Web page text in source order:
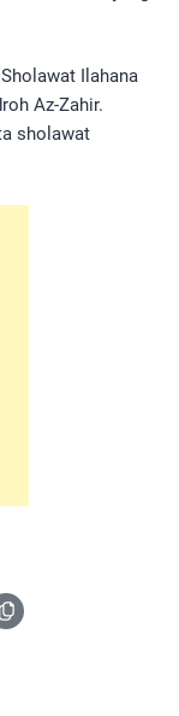
Ilahana
Az-Zahir.
sholawat